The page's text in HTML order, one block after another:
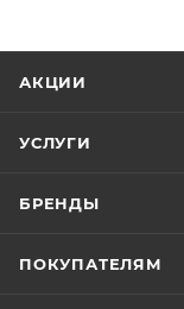
АКЦИИ
УСЛУГИ
БРЕНДЫ
ПОКУПАТЕЛЯМ